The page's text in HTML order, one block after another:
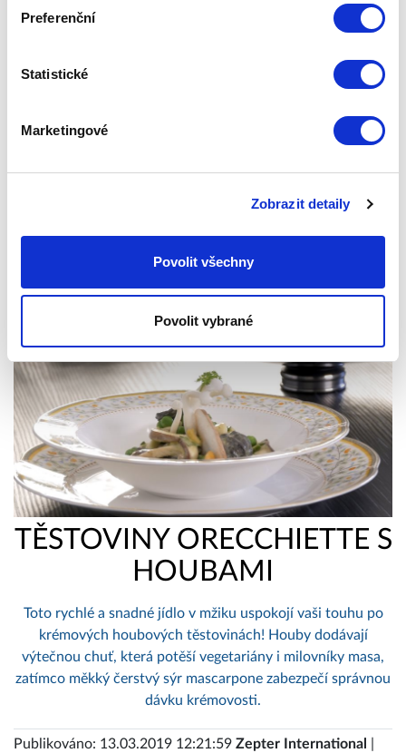
Preferenční
Statistické
Marketingové
Zobrazit detaily
Povolit všechny
Povolit vybrané
Na konci náročného týdne mohou pohodové jídlo a jemná
Tento recept na krémové těstoviny s mascarpone a
lahodnými grilovanými kuřecími prsíčky doplňuje brokolice
a kmín, které dodávají barvy a nutriční hodnoty - potěší tělo
TĚSTOVINY ORECCHIETTE S
HOUBAMI
Toto rychlé a snadné jídlo v mžiku uspokojí vaši touhu po
krémových houbových těstovinách! Houby dodávají
výtečnou chuť, která potěší vegetariány i milovníky masa,
zatímco měkký čerstvý sýr mascarpone zabezpečí správnou
dávku krémovosti.
Publikováno: 13.03.2019 12:21:59 Zepter International